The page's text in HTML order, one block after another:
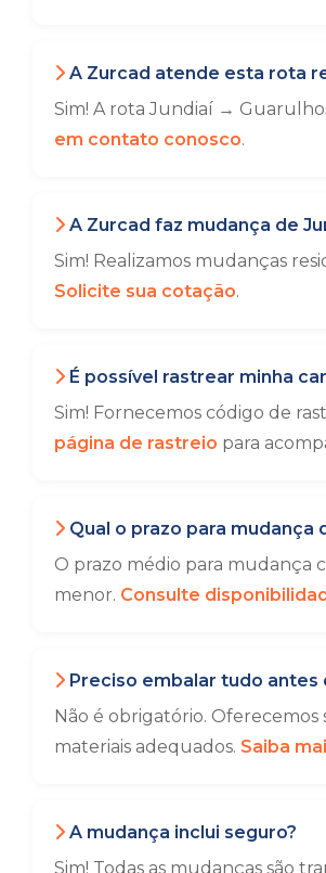
A Zurcad atende esta rota
Sim! A rota Jundiaí →
em contato conosco.
A Zurcad faz mudança de
Sim! Realizamos mudanças
Solicite sua cotação.
É possível rastrear minha
Sim! Fornecemos código de
página de rastreio para
Qual o prazo para mudança
O prazo médio para mudança
menor. Consulte
Preciso embalar tudo antes
Não é obrigatório.
materiais adequados. Saiba
A mudança inclui seguro?
Sim! Todas as mudanças são